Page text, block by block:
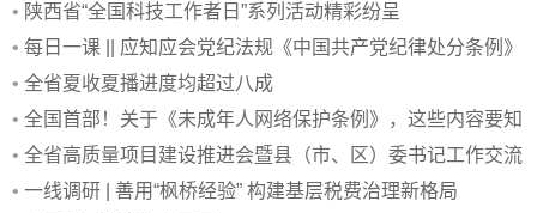
• 陕西省“全国科技工作者日”系列活动精彩纷呈
• 每日一课 || 应知应会党纪法规《中国共产党纪律处分条例》
• 全省夏收夏播进度均超过八成
• 全国首部！关于《未成年人网络保护条例》，这些内容要知
道→
• 全省高质量项目建设推进会暨县（市、区）委书记工作交流
会召开
• 一线调研 | 善用“枫桥经验” 构建基层税费治理新格局